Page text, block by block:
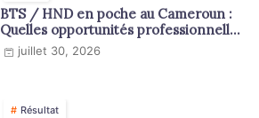
BTS / HND en poche au Cameroun :
Quelles opportunités professionnelles
s'offrent à vous ?
juillet 30, 2026
Résultat